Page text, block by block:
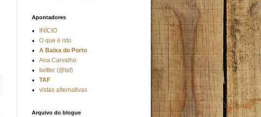
Apontadores
INÍCIO
O que é isto
A Baixa do Porto
Ana Carvalho
twitter (@taf)
TAF
vistas alternativas
Arquivo do blogue